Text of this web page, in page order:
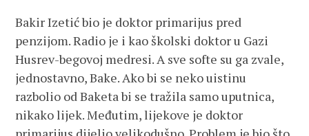
Bakir Izetić bio je doktor primarijus pred
penzijom. Radio je i kao školski doktor u Gazi
Husrev-begovoj medresi. A sve softe su ga zvale,
jednostavno, Bake. Ako bi se neko uistinu
razbolio od Baketa bi se tražila samo uputnica,
nikako lijek. Međutim, lijekove je doktor